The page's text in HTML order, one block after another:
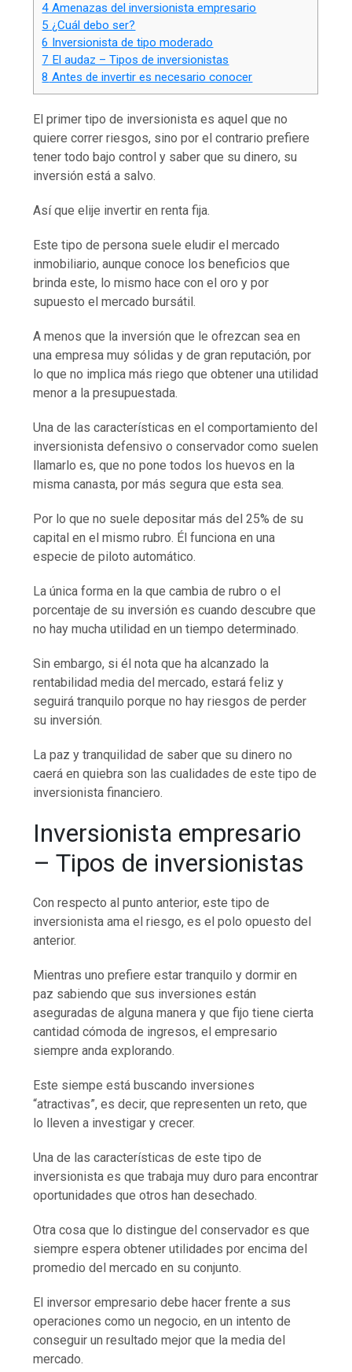
4 Amenazas del inversionista empresario
5 ¿Cuál debo ser?
6 Inversionista de tipo moderado
7 El audaz – Tipos de inversionistas
8 Antes de invertir es necesario conocer
El primer tipo de inversionista es aquel que no
quiere correr riesgos, sino por el contrario prefiere
tener todo bajo control y saber que su dinero, su
inversión está a salvo.
Así que elije invertir en renta fija.
Este tipo de persona suele eludir el mercado
inmobiliario, aunque conoce los beneficios que
brinda este, lo mismo hace con el oro y por
supuesto el mercado bursátil.
A menos que la inversión que le ofrezcan sea en
una empresa muy sólidas y de gran reputación, por
lo que no implica más riego que obtener una utilidad
menor a la presupuestada.
Una de las características en el comportamiento del
inversionista defensivo o conservador como suelen
llamarlo es, que no pone todos los huevos en la
misma canasta, por más segura que esta sea.
Por lo que no suele depositar más del 25% de su
capital en el mismo rubro. Él funciona en una
especie de piloto automático.
La única forma en la que cambia de rubro o el
porcentaje de su inversión es cuando descubre que
no hay mucha utilidad en un tiempo determinado.
Sin embargo, si él nota que ha alcanzado la
rentabilidad media del mercado, estará feliz y
seguirá tranquilo porque no hay riesgos de perder
su inversión.
La paz y tranquilidad de saber que su dinero no
caerá en quiebra son las cualidades de este tipo de
inversionista financiero.
Inversionista empresario
– Tipos de inversionistas
Con respecto al punto anterior, este tipo de
inversionista ama el riesgo, es el polo opuesto del
anterior.
Mientras uno prefiere estar tranquilo y dormir en
paz sabiendo que sus inversiones están
aseguradas de alguna manera y que fijo tiene cierta
cantidad cómoda de ingresos, el empresario
siempre anda explorando.
Este siempe está buscando inversiones
“atractivas”, es decir, que representen un reto, que
lo lleven a investigar y crecer.
Una de las características de este tipo de
inversionista es que trabaja muy duro para encontrar
oportunidades que otros han desechado.
Otra cosa que lo distingue del conservador es que
siempre espera obtener utilidades por encima del
promedio del mercado en su conjunto.
El inversor empresario debe hacer frente a sus
operaciones como un negocio, en un intento de
conseguir un resultado mejor que la media del
mercado.